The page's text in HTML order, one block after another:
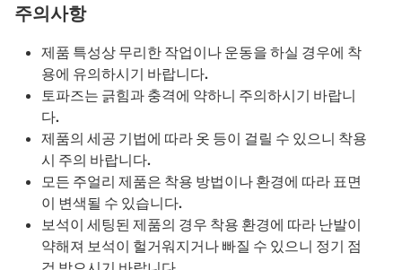
주의사항
제품 특성상 무리한 작업이나 운동을 하실 경우에 착
용에 유의하시기 바랍니다.
토파즈는 긁힘과 충격에 약하니 주의하시기 바랍니
다.
제품의 세공 기법에 따라 옷 등이 걸릴 수 있으니 착용
시 주의 바랍니다.
모든 주얼리 제품은 착용 방법이나 환경에 따라 표면
이 변색될 수 있습니다.
보석이 세팅된 제품의 경우 착용 환경에 따라 난발이
약해져 보석이 헐거워지거나 빠질 수 있으니 정기 점